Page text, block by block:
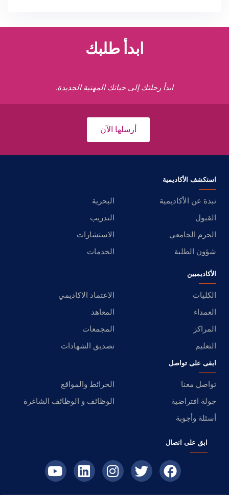
ابدأ طلبك
ابدأ رحلتك إلى حياتك المهنية الجديدة.
أرسلها الآن
استكشف الأكاديمية
نبذة عن الأكاديمية
البحرية
القبول
التدريب
الحرم الجامعي
الاستشارات
شؤون الطلبة
الخدمات
الأكاديميين
الكليات
الاعتماد الاكاديمي
العمداء
المعاهد
المراكز
المجمعات
التعليم
تصديق الشهادات
ابقى على تواصل
تواصل معنا
الخرائط والمواقع
جولة افتراضية
الوظائف و الوظائف الشاغرة
أسئلة وأجوبة
ابق على اتصال